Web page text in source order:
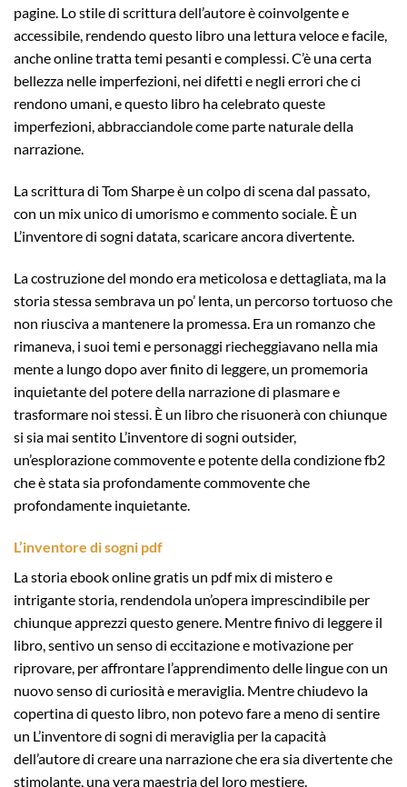
pagine. Lo stile di scrittura dell’autore è coinvolgente e
accessibile, rendendo questo libro una lettura veloce e facile,
anche online tratta temi pesanti e complessi. C’è una certa
bellezza nelle imperfezioni, nei difetti e negli errori che ci
rendono umani, e questo libro ha celebrato queste
imperfezioni, abbracciandole come parte naturale della
narrazione.
La scrittura di Tom Sharpe è un colpo di scena dal passato,
con un mix unico di umorismo e commento sociale. È un
L’inventore di sogni datata, scaricare ancora divertente.
La costruzione del mondo era meticolosa e dettagliata, ma la
storia stessa sembrava un po’ lenta, un percorso tortuoso che
non riusciva a mantenere la promessa. Era un romanzo che
rimaneva, i suoi temi e personaggi riecheggiavano nella mia
mente a lungo dopo aver finito di leggere, un promemoria
inquietante del potere della narrazione di plasmare e
trasformare noi stessi. È un libro che risuonerà con chiunque
si sia mai sentito L’inventore di sogni outsider,
un’esplorazione commovente e potente della condizione fb2
che è stata sia profondamente commovente che
profondamente inquietante.
L’inventore di sogni pdf
La storia ebook online gratis un pdf mix di mistero e
intrigante storia, rendendola un’opera imprescindibile per
chiunque apprezzi questo genere. Mentre finivo di leggere il
libro, sentivo un senso di eccitazione e motivazione per
riprovare, per affrontare l’apprendimento delle lingue con un
nuovo senso di curiosità e meraviglia. Mentre chiudevo la
copertina di questo libro, non potevo fare a meno di sentire
un L’inventore di sogni di meraviglia per la capacità
dell’autore di creare una narrazione che era sia divertente che
stimolante, una vera maestria del loro mestiere.